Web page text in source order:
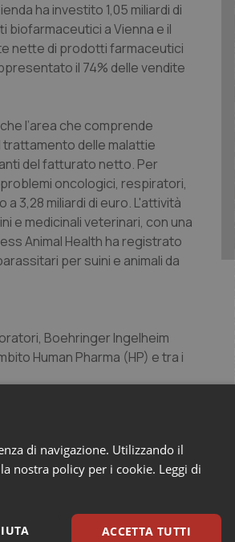
ha investito 1,05 miliardi di
biofarmaceutici a Vienna e il
nette di prodotti farmaceutici
il 74% delle vendite
l’area che comprende
trattamento delle malattie
del fatturato netto. Per
oncologici, respiratori,
3,28 miliardi di euro. L'attività
e medicinali veterinari, con una
Animal Health ha registrato
per suini e animali da
Boehringer Ingelheim
Human Pharma (HP) e tra i
al 2019 (-2,4%) dovuto a
del contagio da parte dei
a comportare un’inevitabile
a discapito dell’aderenza
sia nel settore degli animali da
di navigazione. Utilizzando il
nostra policy per i cookie. Leggi di
ACCETTA TUTTI